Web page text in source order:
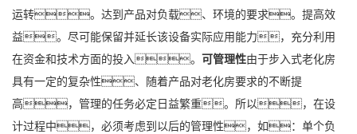
运转。达到产品对负载、环境的要求。提高效
益。尽可能保留并延长该设备实际应用能力，充分利用
在资金和技术方面的投入。 可管理性由于步入式老化房
具有一定的复杂性、随着产品对老化房要求的不断提
高，管理的任务必定日益繁重。所以，在设
计过程中，必须考虑到以后的管理性，如：单个负